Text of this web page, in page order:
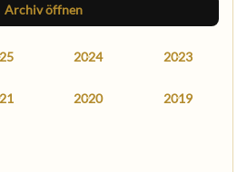
Archiv öffnen
2024 2023
2020 2019